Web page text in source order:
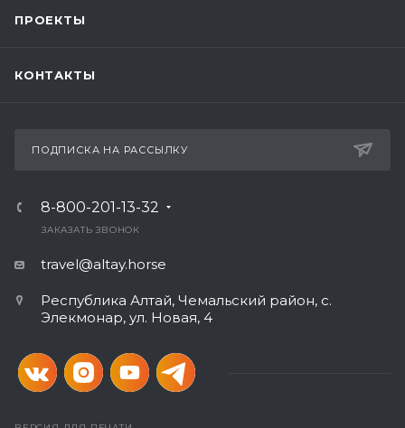
ПРОЕКТЫ
КОНТАКТЫ
ПОДПИСКА НА РАССЫЛКУ
8-800-201-13-32
ЗАКАЗАТЬ ЗВОНОК
travel@altay.horse
Республика Алтай, Чемальский район, с.
Элекмонар, ул. Новая, 4